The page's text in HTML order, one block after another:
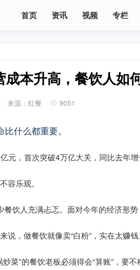
首页 资讯 视频 专栏
本升高，餐饮人如
来源：红餐 9051
什么都重要。
元，首次突破4万亿大关，同比去年增
容乐观。
饮人充满忐忑。面对今年的经济形势
，做餐饮就像卖“白粉”，实在太赚钱
菜”的餐饮老板必须得会“算账”，要